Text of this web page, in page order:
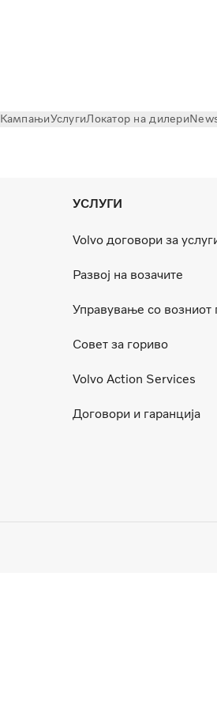
КампањиУслугиЛокатор на дилери
УСЛУГИ
Volvo договори за
Развој на возачите
Управување со возниот
Совет за гориво
Volvo Action Services
Договори и гаранција